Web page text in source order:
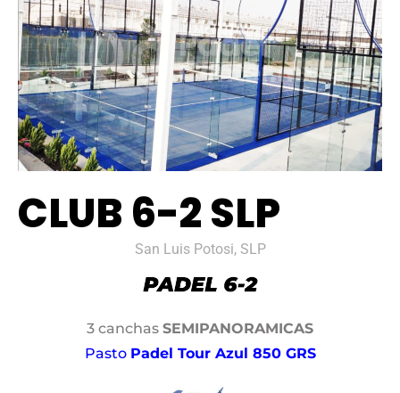
CLUB 6-2 SLP
San Luis Potosi, SLP
3 canchas SEMIPANORAMICAS
Pasto Padel Tour Azul 850 GRS